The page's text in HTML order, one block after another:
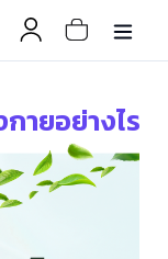
ายอย่างไร